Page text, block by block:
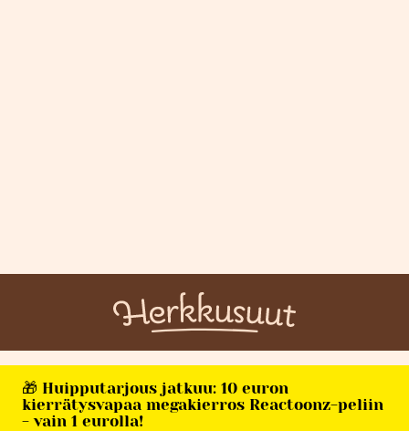
🎁 Huipputarjous jatkuu: 10 euron
kierrätysvapaa megakierros Reactoonz-peliin
- vain 1 eurolla!